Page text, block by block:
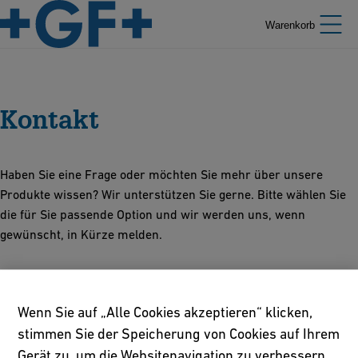
Warenkorb
Kontakt
Haben Sie eine Frage oder möchten Sie mehr über unsere
Produkte wissen? Wir unterstützen Sie gerne. Bitte wählen Sie
die für Sie passende Option und wir werden uns, wenn
gewünscht, in Kürze melden.
Wenn Sie auf „Alle Cookies akzeptieren“ klicken,
stimmen Sie der Speicherung von Cookies auf Ihrem